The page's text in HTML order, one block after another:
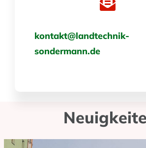
kontakt@landtechnik-
sondermann.de